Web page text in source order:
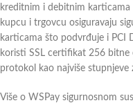
kreditnim i debitnim karticama
kupcu i trgovcu osiguravaju
karticama što podvrđuje i PCI
koristi SSL certifikat 256 bitne
protokol kao najviše stupnjeve
Više o WSPay sigurnosnom